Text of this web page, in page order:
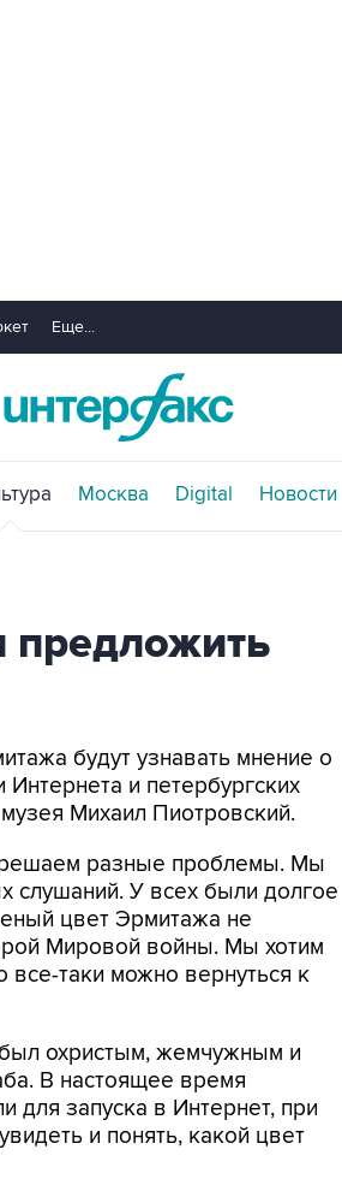
Еще...
Москва Digital Новости
предложить
будут узнавать мнение о
и петербургских
Михаил Пиотровский.
разные проблемы. Мы
слушаний. У всех были долгое
цвет Эрмитажа не
Мировой войны. Мы хотим
все-таки можно вернуться к
охристым, жемчужным и
В настоящее время
запуска в Интернет, при
и понять, какой цвет